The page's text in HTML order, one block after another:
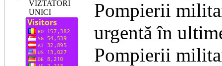
VIZTATORI
UNICI
Pompierii
urgentă în
Pompierii